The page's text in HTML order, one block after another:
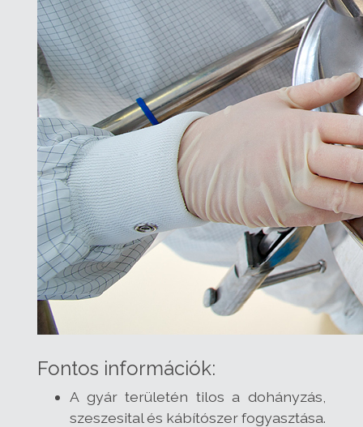
Fontos információk:
A gyár területén tilos a dohányzás,
szeszesital és kábítószer fogyasztása.